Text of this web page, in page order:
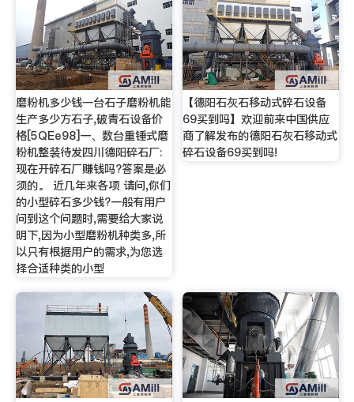
磨粉机多少钱一台石子磨粉机能
生产多少方石子,破青石设备价
格[5QEe98]一、数台重锤式磨
粉机整装待发四川德阳碎石厂:
现在开碎石厂赚钱吗?答案是必
须的。 近几年来各项 请问,你们
的小型碎石多少钱?一般有用户
问到这个问题时,需要给大家说
明下,因为小型磨粉机种类多,所
以只有根据用户的需求,为您选
择合适种类的小型
【德阳石灰石移动式碎石设备
69买到吗】欢迎前来中国供应
商了解发布的德阳石灰石移动式
碎石设备69买到吗!